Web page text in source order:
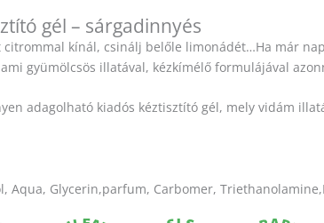
gél – sárgadinnyés
citrommal kínál, csinálj belőle limonádét…Ha már
gyümölcsös illatával, kézkímélő formulájával
adagolható kiadós kéztisztító gél, mely vidám
Aqua, Glycerin,parfum, Carbomer,